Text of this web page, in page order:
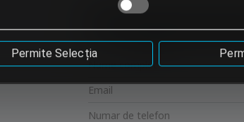
Permite Selecția